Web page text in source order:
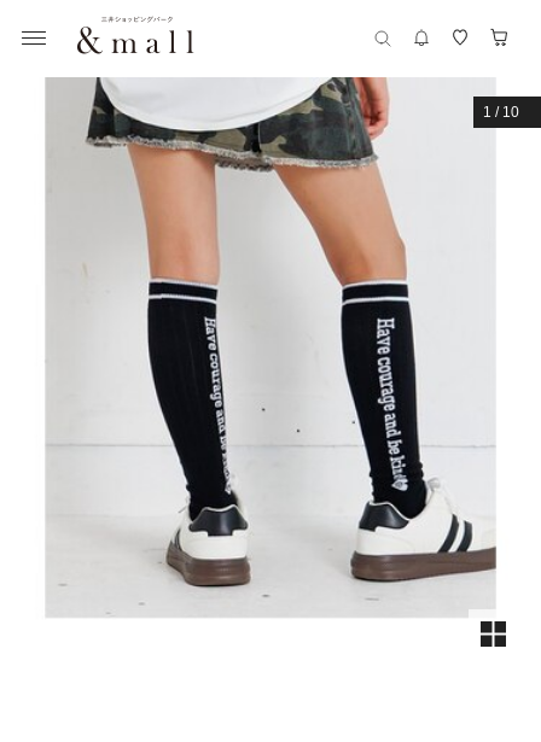
1 / 10